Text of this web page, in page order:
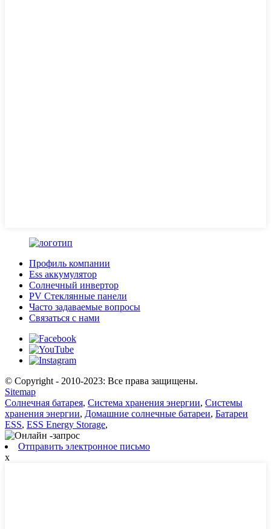
Профиль компании
Ess аккумулятор
Солнечный инвертор
PV Стеклянные панели
Часто задаваемые вопросы
Связаться с нами
© Copyright - 2010-2023: Все права защищены.
Sitemap
Солнечная батарея, Система хранения энергии, Системы
хранения энергии, Домашние солнечные батареи, Батареи
ESS, ESS Energy Storage,
Отправить электронное письмо
x